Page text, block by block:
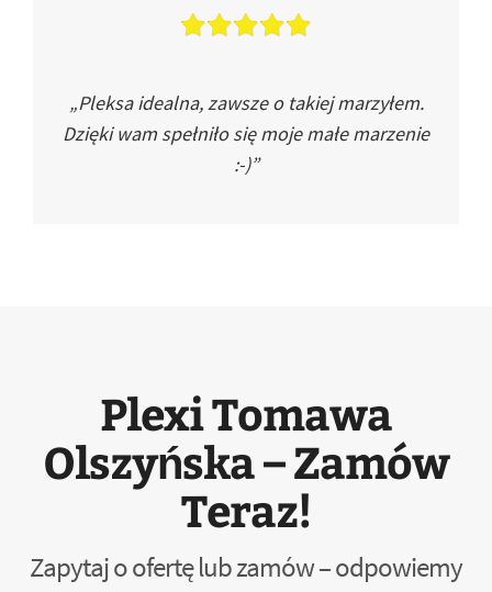
„Pleksa idealna, zawsze o takiej marzyłem.
Dzięki wam spełniło się moje małe marzenie
:-)”
Plexi Tomawa
Olszyńska – Zamów
Teraz!
Zapytaj o ofertę lub zamów – odpowiemy